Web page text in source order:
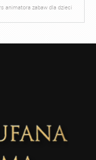
animatora zabaw dla dzieci